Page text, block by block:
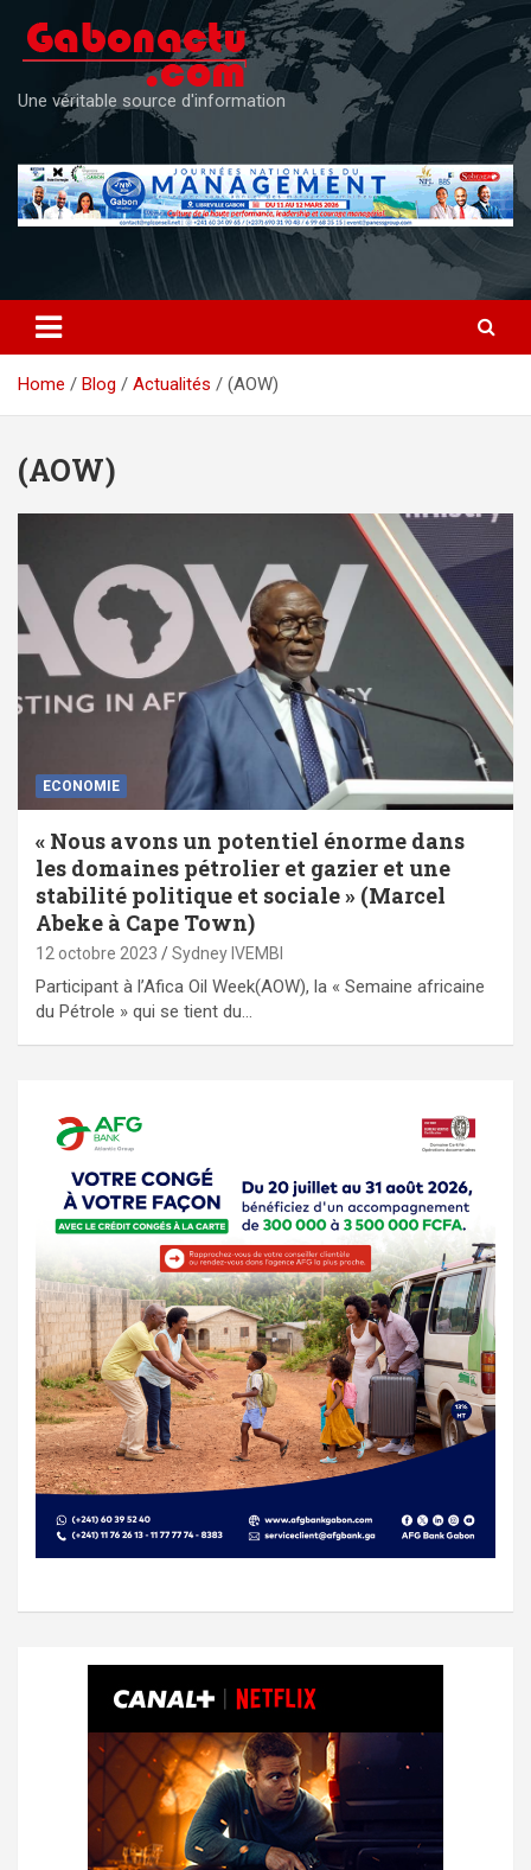
content
Une véritable source d'information
Home Blog Actualités (AOW)
(AOW)
ECONOMIE
« Nous avons un potentiel énorme dans
les domaines pétrolier et gazier et une
stabilité politique et sociale » (Marcel
Abeke à Cape Town)
12 octobre 2023 Sydney IVEMBI
Participant à l’Afica Oil Week(AOW), la « Semaine africaine
du Pétrole » qui se tient du…